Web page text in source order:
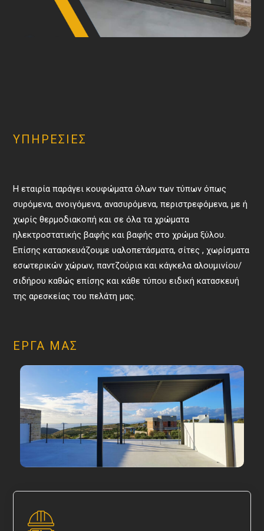
ΥΠΗΡΕΣIΕΣ
Η εταιρία παράγει κουφώματα όλων των τύπων όπως
συρόμενα, ανοιγόμενα, ανασυρόμενα, περιστρεφόμενα, με ή
χωρίς θερμοδιακοπή και σε όλα τα χρώματα
ηλεκτροστατικής βαφής και βαφής στο χρώμα ξύλου.
Επίσης κατασκευάζουμε υαλοπετάσματα, σίτες , χωρίσματα
εσωτερικών χώρων, παντζούρια και κάγκελα αλουμινίου/
σιδήρου καθώς επίσης και κάθε τύπου ειδική κατασκευή
της αρεσκείας του πελάτη μας.
ΕΡΓΑ ΜΑΣ